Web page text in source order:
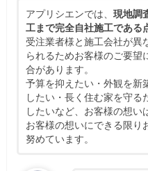
アプリシエンでは、 現地調
工まで完全自社施工である
受注業者様と施工会社が異
られるためお客様のご要望
合があります。
予算を抑えたい・外観を新
したい・長く住む家を守る
したいなど、お客様の想い
お客様の想いにできる限り
努めています。